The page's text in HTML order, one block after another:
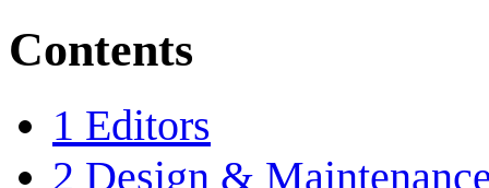
Contents
1 Editors
2 Design &